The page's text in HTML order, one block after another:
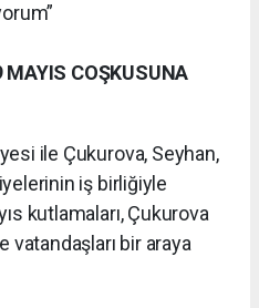
MAYIS COŞKUSUNA
ile Çukurova, Seyhan,
iş birliğiyle
kutlamaları, Çukurova
bir araya